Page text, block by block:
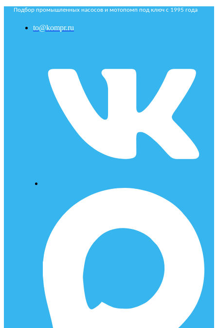
Подбор промышленных насосов и мотопомп под ключ с 1995 года
to@kompr.ru